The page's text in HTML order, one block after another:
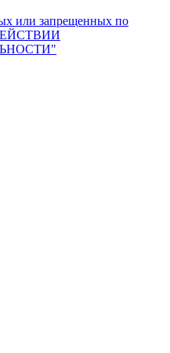
или запрещенных по